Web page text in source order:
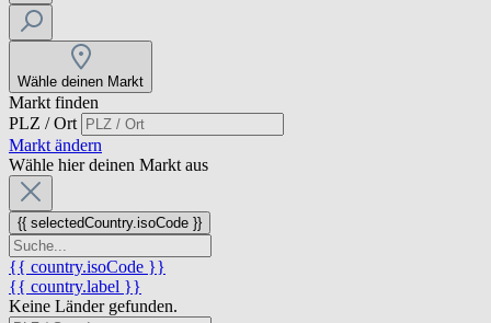
Wähle deinen Markt
Markt finden
PLZ / Ort
Markt ändern
Wähle hier deinen Markt aus
{{ selectedCountry.isoCode }}
{{ country.isoCode }}
{{ country.label }}
Keine Länder gefunden.